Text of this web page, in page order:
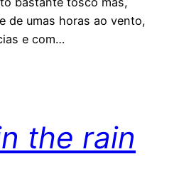
de umas horas ao vento,
e com…
the rain